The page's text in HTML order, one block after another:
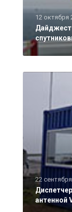
12 октября
22
антенной